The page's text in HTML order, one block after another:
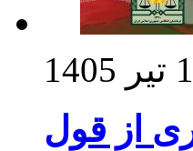
از قول